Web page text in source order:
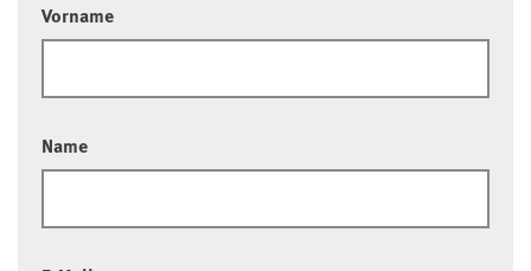
Vorname
Name